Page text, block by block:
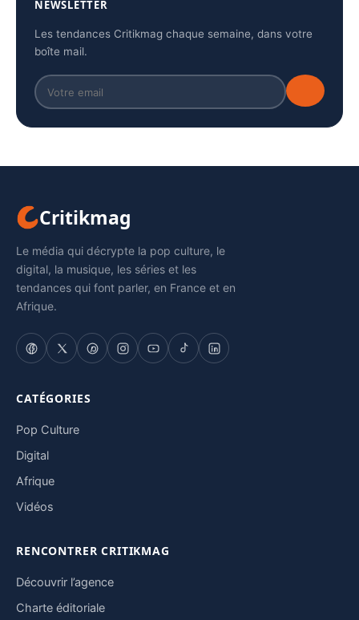
NEWSLETTER
Les tendances Critikmag chaque semaine, dans votre
boîte mail.
Critikmag
Le média qui décrypte la pop culture, le
digital, la musique, les séries et les
tendances qui font parler, en France et en
Afrique.
CATÉGORIES
Pop Culture
Digital
Afrique
Vidéos
RENCONTRER CRITIKMAG
Découvrir l’agence
Charte éditoriale